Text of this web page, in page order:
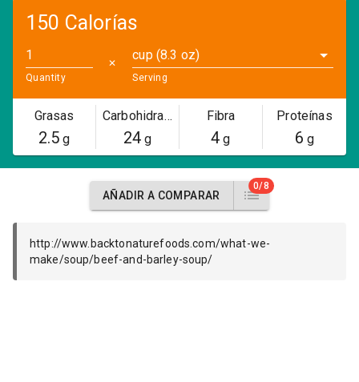
150 Calorías
Quantity
✕
cup (8.3 oz)
Serving
Grasas
2.5g
Carbohidratos
24g
Fibra
4 g
Proteínas
6 g
AÑADIR A COMPARAR
0/8
http://www.backtonaturefoods.com/what-we-
make/soup/beef-and-barley-soup/